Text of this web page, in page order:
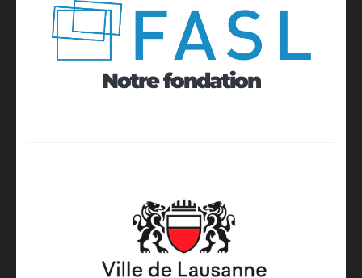
Notre fondation